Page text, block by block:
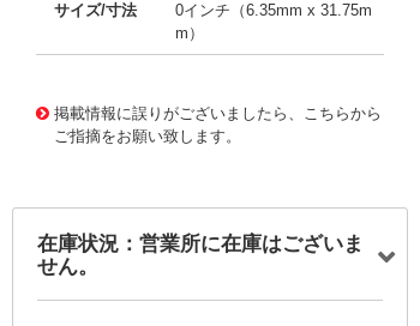
サイズ/寸法
0インチ（6.35mm x 31.75m
m）
掲載情報に誤りがございましたら、こちらから
ご指摘をお願い致します。
在庫状況：営業所に在庫はございま
せん。